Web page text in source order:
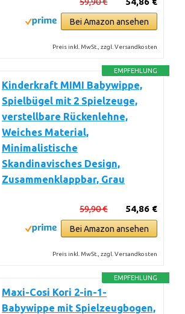
Bei Amazon ansehen
Preis inkl. MwSt., zzgl. Versandkosten
EMPFEHLUNG
Kinderkraft MIMI Babywippe,
Spielbügel mit 2 Spielzeuge,
verstellbare Rückenlehne,
Weiches Material,
Minimalistische
Skandinavisches Design,
Zusammenklappbar, Grau
54,86 €
59,90 €
Bei Amazon ansehen
Preis inkl. MwSt., zzgl. Versandkosten
EMPFEHLUNG
Maxi-Cosi Kori 2-in-1-
Babywippe mit Spielzeugbogen,